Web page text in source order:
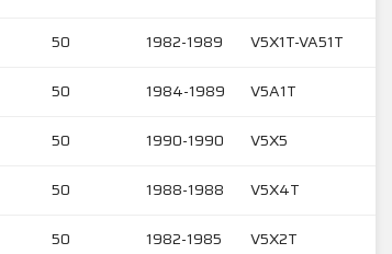
50 1982-1989 V5X1T-VA51T
50 1984-1989 V5A1T
50 1990-1990 V5X5
50 1988-1988 V5X4T
50 1982-1985 V5X2T